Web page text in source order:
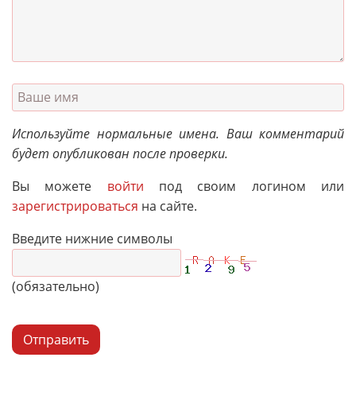
Используйте нормальные имена. Ваш комментарий
будет опубликован после проверки.
Вы можете войти под своим логином или
зарегистрироваться на сайте.
Введите нижние символы
(обязательно)
Отправить